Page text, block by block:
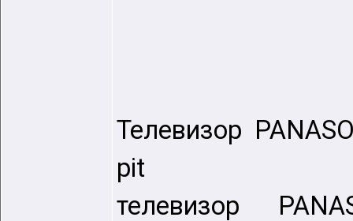
Телевизор
pit
телевизор